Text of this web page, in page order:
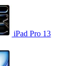
iPad Pro 13